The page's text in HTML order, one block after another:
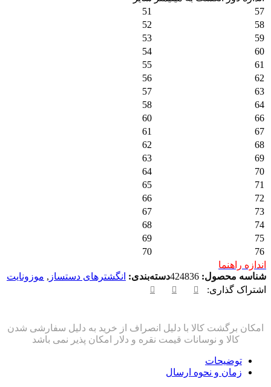
57
51
58
52
59
53
60
54
61
55
62
56
63
57
64
58
66
60
67
61
68
62
69
63
70
64
71
65
72
66
73
67
74
68
75
69
76
70
راهنما
محصول:424836دسته‌بندی: انگشترهای دستساز, موزونایت
گذاری:
توضیحات
زمان و نحوه ارسال